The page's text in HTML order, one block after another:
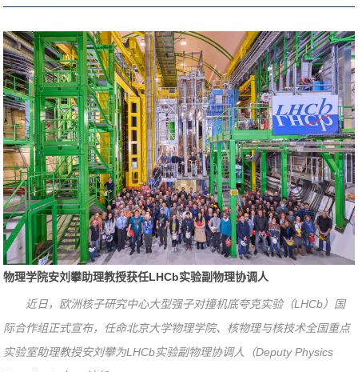
物理学院安刘攀助理教授获任LHCb实验副物理协调人
近日，欧洲核子研究中心大型强子对撞机底夸克实验（LHCb）国
际合作组正式宣布，任命北京大学物理学院、核物理与核技术全国重点
实验室助理教授安刘攀为LHCb实验副物理协调人（Deputy Physics